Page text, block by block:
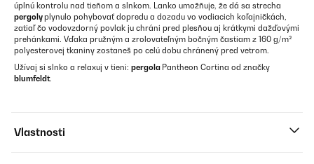
úplnú kontrolu nad tieňom a slnkom. Lanko umožňuje, že dá sa strecha
pergolyplynulo pohybovať dopredu a dozadu vo vodiacich koľajničkách,
zatiaľ čo vodovzdorný povlak ju chráni pred plesňou aj krátkymi dažďovými
prehánkami. Vďaka pružným a zrolovateľným bočným častiam z 160 g/m²
polyesterovej tkaniny zostaneš po celú dobu chránený pred vetrom.
Užívaj si slnko a relaxuj v tieni: pergola Pantheon Cortina od značky
blumfeldt.
Vlastnosti